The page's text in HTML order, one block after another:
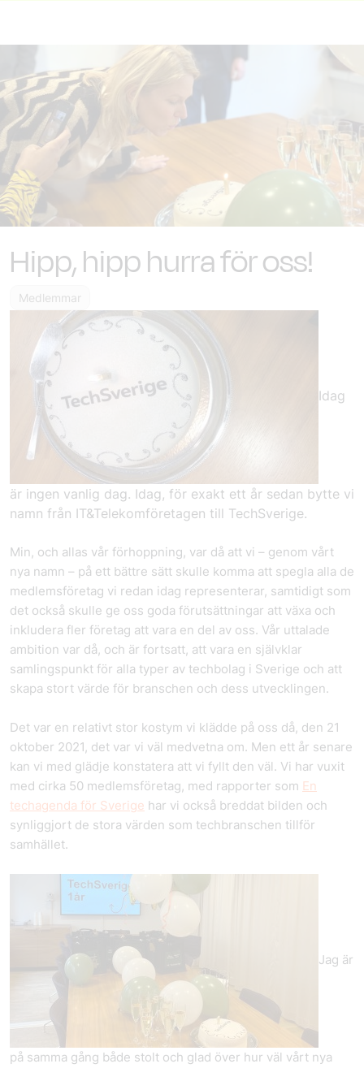
Hipp, hipp hurra för oss!
Medlemmar
Idag
är ingen vanlig dag. Idag, för exakt ett år sedan bytte vi
namn från IT&Telekomföretagen till TechSverige.
Min, och allas vår förhoppning, var då att vi – genom vårt
nya namn – på ett bättre sätt skulle komma att spegla alla de
medlemsföretag vi redan idag representerar, samtidigt som
det också skulle ge oss goda förutsättningar att växa och
inkludera fler företag att vara en del av oss. Vår uttalade
ambition var då, och är fortsatt, att vara en självklar
samlingspunkt för alla typer av techbolag i Sverige och att
skapa stort värde för branschen och dess utvecklingen.
Det var en relativt stor kostym vi klädde på oss då, den 21
oktober 2021, det var vi väl medvetna om. Men ett år senare
kan vi med glädje konstatera att vi fyllt den väl. Vi har vuxit
med cirka 50 medlemsföretag, med rapporter som En
techagenda för Sverige har vi också breddat bilden och
synliggjort de stora värden som techbranschen tillför
samhället.
Jag är
på samma gång både stolt och glad över hur väl vårt nya